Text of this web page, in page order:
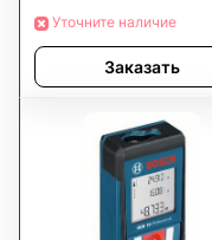
Уточните наличие
Заказать